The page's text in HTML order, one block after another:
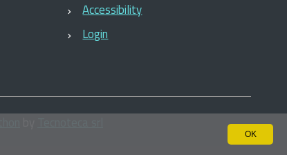
OK
Accessibility
Login